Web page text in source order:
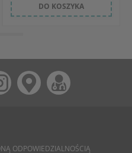
DO KOSZYKA
ODPOWIEDZIALNOŚCIĄ